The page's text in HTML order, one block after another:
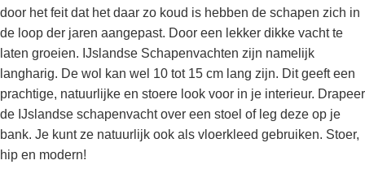
door het feit dat het daar zo koud is hebben de schapen zich in
de loop der jaren aangepast. Door een lekker dikke vacht te
laten groeien. IJslandse Schapenvachten zijn namelijk
langharig. De wol kan wel 10 tot 15 cm lang zijn. Dit geeft een
prachtige, natuurlijke en stoere look voor in je interieur. Drapeer
de IJslandse schapenvacht over een stoel of leg deze op je
bank. Je kunt ze natuurlijk ook als vloerkleed gebruiken. Stoer,
hip en modern!